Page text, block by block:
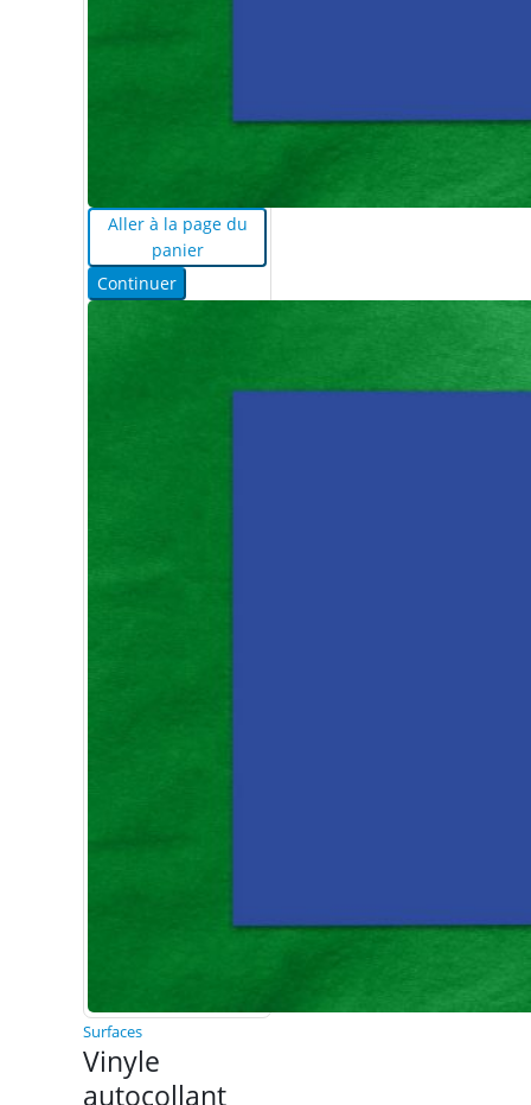
Aller à la page du
panier
Continuer
Surfaces
Vinyle
autocollant